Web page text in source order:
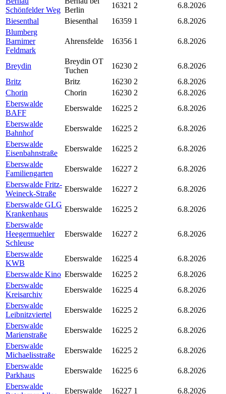
Schönfelder Weg Berlin
16321 2
6.8.2026
Biesenthal
Biesenthal 16359 1
6.8.2026
Blumberg
Barnimer
Feldmark
Ahrensfelde 16356 1 6.8.2026
Breydin
Breydin OT
Tuchen
16230 2
6.8.2026
Britz
Britz 16230 2
6.8.2026
Chorin
Chorin 16230 2
6.8.2026
Eberswalde
BAFF
Eberswalde 16225 2
6.8.2026
Eberswalde
Bahnhof
Eberswalde 16225 2
6.8.2026
Eberswalde
Eisenbahnstraße
Eberswalde 16225 2
6.8.2026
Eberswalde
Familiengarten
Eberswalde 16227 2
6.8.2026
Eberswalde Fritz-
Weineck-Straße
Eberswalde 16227 2
6.8.2026
Eberswalde GLG
Krankenhaus
Eberswalde 16225 2
6.8.2026
Eberswalde
Heegermuehler
Schleuse
Eberswalde 16227 2 6.8.2026
Eberswalde
KWB
Eberswalde 16225 4
6.8.2026
Eberswalde Kino Eberswalde 16225 2
6.8.2026
Eberswalde
Kreisarchiv
Eberswalde 16225 4
6.8.2026
Eberswalde
Leibnitzviertel
Eberswalde 16225 2
6.8.2026
Eberswalde
Marienstraße
Eberswalde 16225 2
6.8.2026
Eberswalde
Michaelisstraße
Eberswalde 16225 2
6.8.2026
Eberswalde
Parkhaus
Eberswalde 16225 6
6.8.2026
Eberswalde
Eberswalde 16227 1
6.8.2026